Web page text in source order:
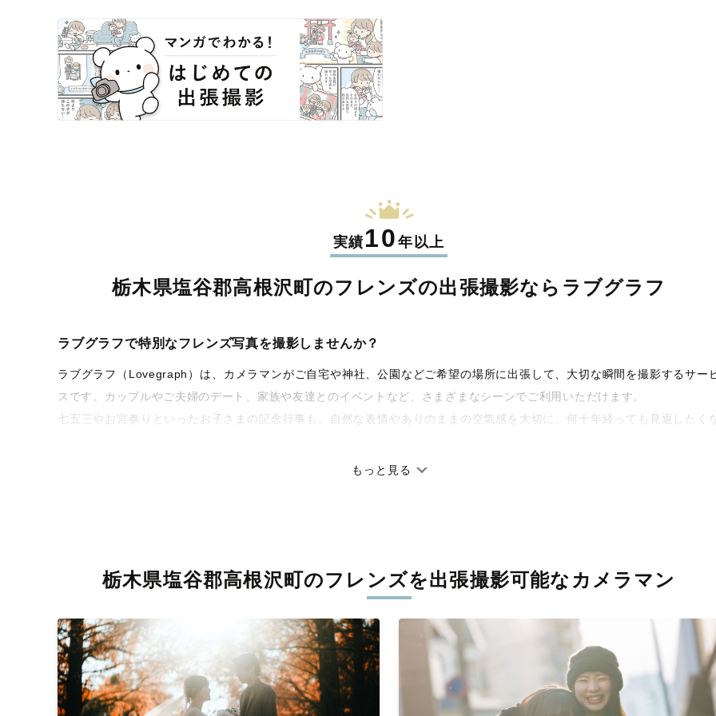
実績10年以上
栃木県塩谷郡高根沢町のフレンズの出張撮影なら ラブグラフ
ラブグラフで特別なフレンズ写真を撮影しませんか？
ラブグラフ（Lovegraph）は、カメラマンがご自宅や神社、公園などご希望の場所に出張して、大切な瞬間を撮影するサー
スです。カップルやご夫婦のデート、家族や友達とのイベントなど、さまざまなシーンでご利用いただけます。
七五三やお宮参りといったお子さまの記念行事も、自然な表情やありのままの空気感を大切に、何十年経っても見返したく
丁寧なレタッチで思い出を美しく仕上げます
りに。きっと「こんな写真を撮ってほしかった！」と思える一枚に出会えます。まずは、ラブグラフの
をご覧くだ
い。
もっと見る
栃木県塩谷郡高根沢町のフレンズを出張撮影可能なカメラマン